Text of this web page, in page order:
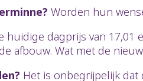
Worden hun
huidige dagprijs van 17,01
afbouw. Wat met de
Het is onbegrijpelijk